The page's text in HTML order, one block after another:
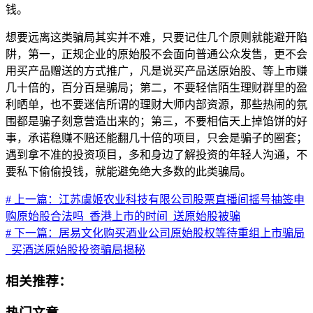
钱。
想要远离这类骗局其实并不难，只要记住几个原则就能避开陷
阱，第一，正规企业的原始股不会面向普通公众发售，更不会
用买产品赠送的方式推广，凡是说买产品送原始股、等上市赚
几十倍的，百分百是骗局；第二，不要轻信陌生理财群里的盈
利晒单，也不要迷信所谓的理财大师内部资源，那些热闹的氛
围都是骗子刻意营造出来的；第三，不要相信天上掉馅饼的好
事，承诺稳赚不赔还能翻几十倍的项目，只会是骗子的圈套；
遇到拿不准的投资项目，多和身边了解投资的年轻人沟通，不
要私下偷偷投钱，就能避免绝大多数的此类骗局。
# 上一篇：江苏虞姬农业科技有限公司股票直播间摇号抽签申
购原始股合法吗_香港上市的时间_送原始股被骗
# 下一篇：居易文化购买酒业公司原始股权等待重组上市骗局
_买酒送原始股投资骗局揭秘
相关推荐：